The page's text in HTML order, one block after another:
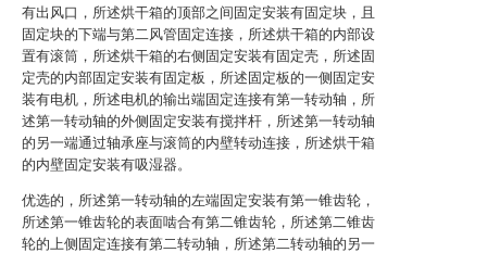
有出风口，所述烘干箱的顶部之间固定安装有固定块，且
固定块的下端与第二风管固定连接，所述烘干箱的内部设
置有滚筒，所述烘干箱的右侧固定安装有固定壳，所述固
定壳的内部固定安装有固定板，所述固定板的一侧固定安
装有电机，所述电机的输出端固定连接有第一转动轴，所
述第一转动轴的外侧固定安装有搅拌杆，所述第一转动轴
的另一端通过轴承座与滚筒的内壁转动连接，所述烘干箱
的内壁固定安装有吸湿器。
优选的，所述第一转动轴的左端固定安装有第一锥齿轮，
所述第一锥齿轮的表面啮合有第二锥齿轮，所述第二锥齿
轮的上侧固定连接有第二转动轴，所述第二转动轴的另一